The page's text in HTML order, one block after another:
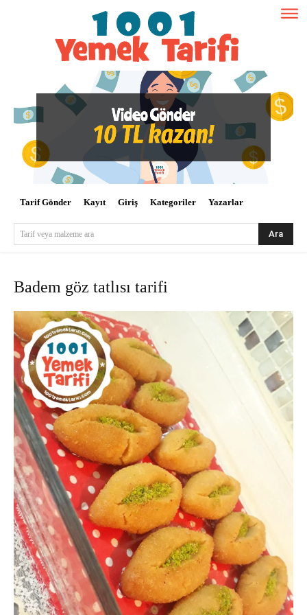
Tarif Gönder Kayıt Giriş Kategoriler Yazarlar
Tarif veya malzeme ara Ara
Badem göz tatlısı tarifi